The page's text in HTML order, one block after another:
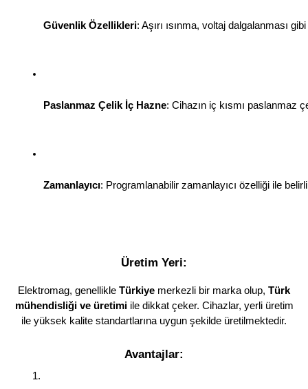
Güvenlik Özellikleri: Aşırı ısınma, voltaj dalgalanması
Paslanmaz Çelik İç Hazne: Cihazın iç kısmı paslanmaz
Zamanlayıcı: Programlanabilir zamanlayıcı özelliği ile
Üretim Yeri:
Elektromag, genellikle Türkiye merkezli bir marka olup, Türk
mühendisliği ve üretimiile dikkat çeker. Cihazlar, yerli üretim
ile yüksek kalite standartlarına uygun şekilde üretilmektedir.
Avantajlar: